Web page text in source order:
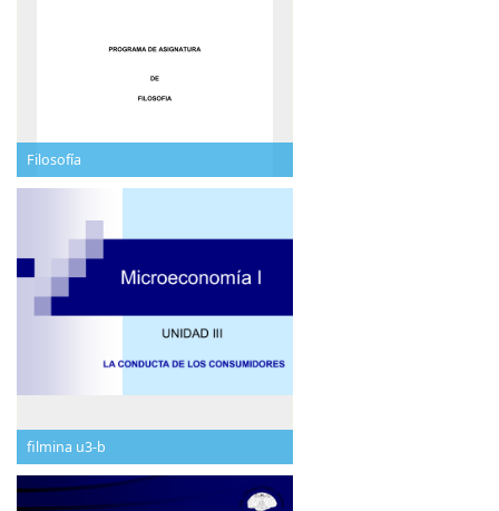
Filosofía
filmina u3-b